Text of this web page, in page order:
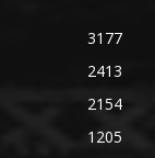
3177
2413
2154
1205